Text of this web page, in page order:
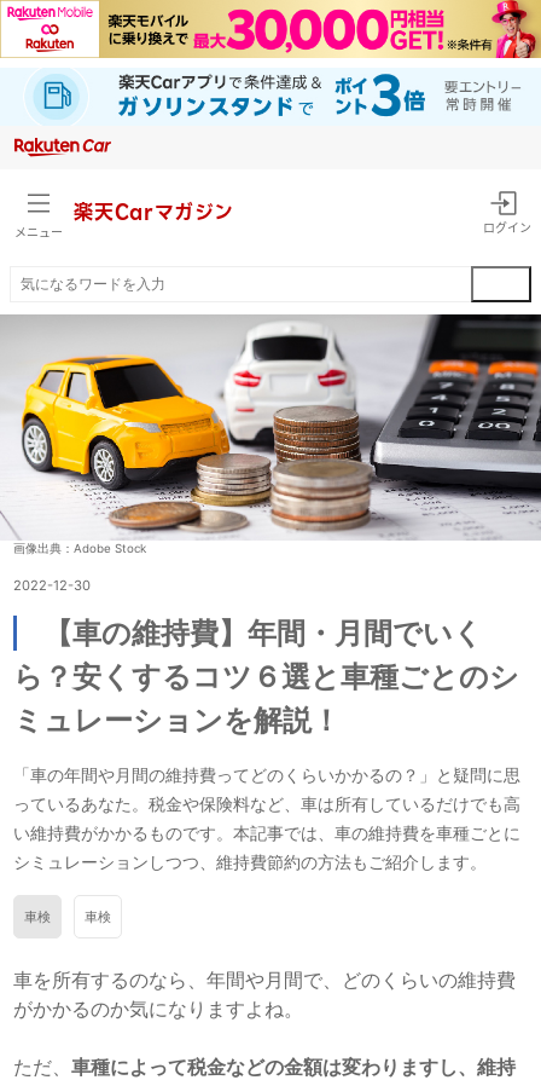
メニュー
楽天Carマガジン
ログイン
画像出典：Adobe Stock
2022-12-30
【車の維持費】年間・月間でいく
ら？安くするコツ６選と車種ごとのシ
ミュレーションを解説！
「車の年間や月間の維持費ってどのくらいかかるの？」と疑問に思
っているあなた。税金や保険料など、車は所有しているだけでも高
い維持費がかかるものです。本記事では、車の維持費を車種ごとに
シミュレーションしつつ、維持費節約の方法もご紹介します。
車検 車検
車を所有するのなら、年間や月間で、どのくらいの維持費
がかかるのか気になりますよね。
ただ、車種によって税金などの金額は変わりますし、維持